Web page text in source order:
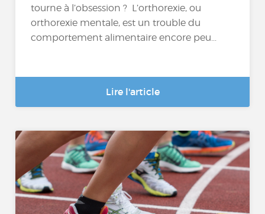
tourne à l’obsession ? L’orthorexie, ou
orthorexie mentale, est un trouble du
comportement alimentaire encore peu...
Lire l'article